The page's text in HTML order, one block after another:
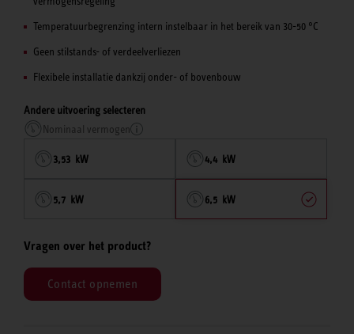
Temperatuurbegrenzing intern instelbaar in het bereik van 30-50 °C
Geen stilstands- of verdeelverliezen
Flexibele installatie dankzij onder- of bovenbouw
Andere uitvoering selecteren
Nominaal vermogen
3,53 kW 4,4 kW
5,7 kW 6,5 kW
Vragen over het product?
Contact opnemen